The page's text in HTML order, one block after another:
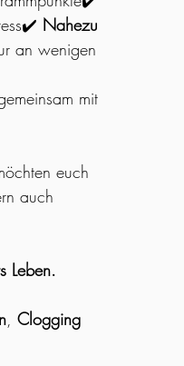
Nahezu
an wenigen
mit
euch
auch
Leben.
, Clogging